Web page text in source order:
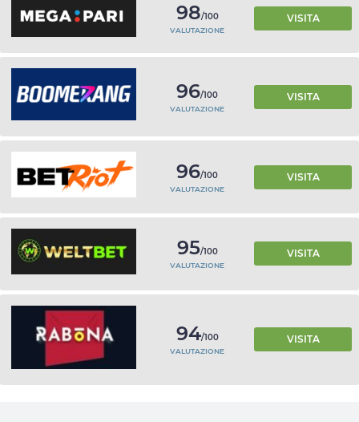
98/100
VALUTAZIONE
VISITA
96/100
VALUTAZIONE
VISITA
96/100
VALUTAZIONE
VISITA
95/100
VALUTAZIONE
VISITA
94/100
VALUTAZIONE
VISITA